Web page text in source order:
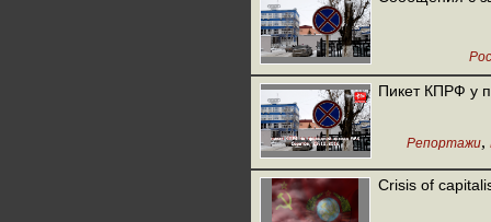
Пикет КПРФ у
Репортажи,
Crisis of